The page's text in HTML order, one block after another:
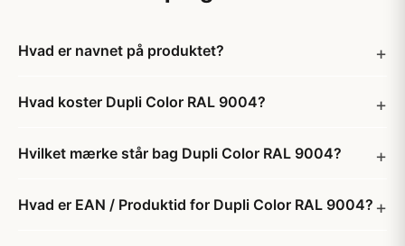
Hvad er navnet på produktet?
Hvad koster Dupli Color RAL 9004?
Hvilket mærke står bag Dupli Color RAL 9004?
Hvad er EAN / Produktid for Dupli Color RAL 9004?